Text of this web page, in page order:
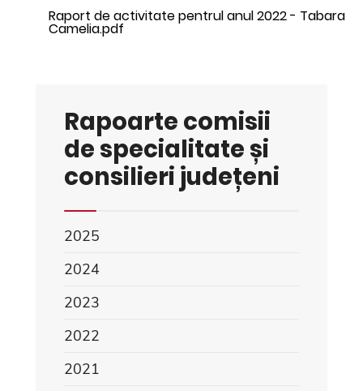
Raport de activitate pentrul anul 2022 - Tabara
Camelia.pdf
Rapoarte comisii
de specialitate și
consilieri județeni
2025
2024
2023
2022
2021